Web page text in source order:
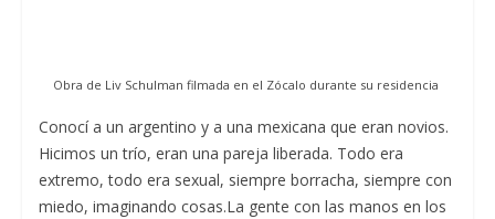
Obra de Liv Schulman filmada en el Zócalo durante su residencia
Conocí a un argentino y a una mexicana que eran novios.
Hicimos un trío, eran una pareja liberada. Todo era
extremo, todo era sexual, siempre borracha, siempre con
miedo, imaginando cosas.La gente con las manos en los